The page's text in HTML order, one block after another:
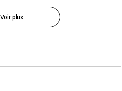
Voir plus